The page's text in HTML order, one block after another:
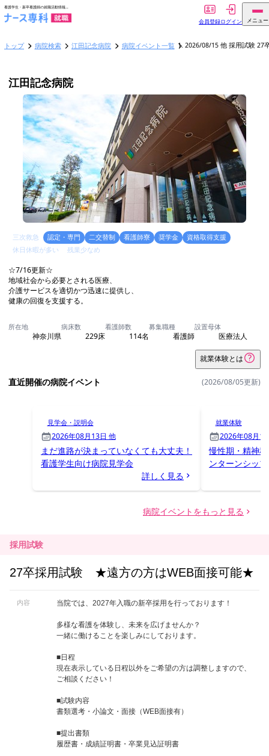
採用試験
27卒採用試験 ★遠方の方はWEB面接可能★
内容 当院では、2027年入職の新卒採用を行っております！
多様な看護を体験し、未来を広げませんか？
一緒に働けることを楽しみにしております。
■日程
現在表示している日程以外をご希望の方は調整しますので、
ご相談ください！
■試験内容
書類選考・小論文・面接（WEB面接有）
■提出書類
履歴書・成績証明書・卒業見込証明書